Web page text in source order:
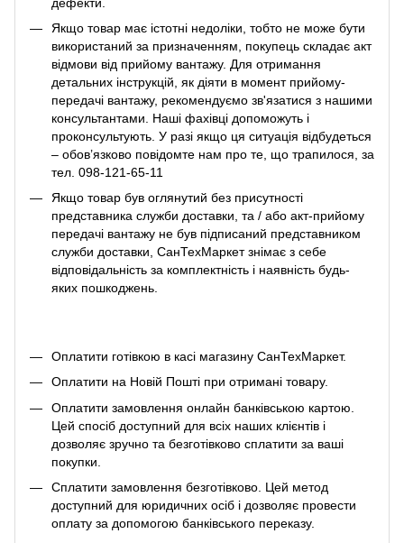
Якщо товар має істотні недоліки, тобто не може бути
використаний за призначенням, покупець складає акт
відмови від прийому вантажу. Для отримання
детальних інструкцій, як діяти в момент прийому-
передачі вантажу, рекомендуємо зв'язатися з нашими
консультантами. Наші фахівці допоможуть і
проконсультують. У разі якщо ця ситуація відбудеться
– обов’язково повідомте нам про те, що трапилося, за
тел. 098-121-65-11
Якщо товар був оглянутий без присутності
представника служби доставки, та / або акт-прийому
передачі вантажу не був підписаний представником
служби доставки, СанТехМаркет знімає з себе
відповідальність за комплектність і наявність будь-
яких пошкоджень.
Оплатити готівкою в касі магазину СанТехМаркет.
Оплатити на Новій Пошті при отримані товару.
Оплатити замовлення онлайн банківською картою.
Цей спосіб доступний для всіх наших клієнтів і
дозволяє зручно та безготівково сплатити за ваші
покупки.
Сплатити замовлення безготівково. Цей метод
доступний для юридичних осіб і дозволяє провести
оплату за допомогою банківського переказу.